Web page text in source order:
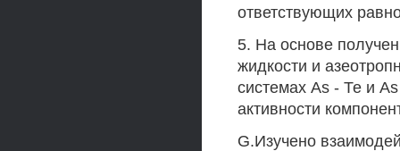
ответствующих
5. На основе
жидкости и
системах As - Те и
активности
G.Изучено